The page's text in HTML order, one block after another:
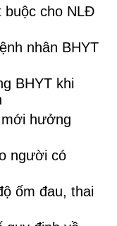
buộc cho NLĐ
nhân BHYT
BHYT khi
hưởng
người có
ốm đau, thai